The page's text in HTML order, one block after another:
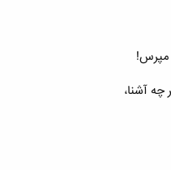
مپرس!
آشنا،